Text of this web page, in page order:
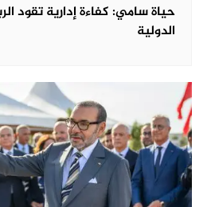
حياة سامي: كفاءة إدارية تقود
الدولية